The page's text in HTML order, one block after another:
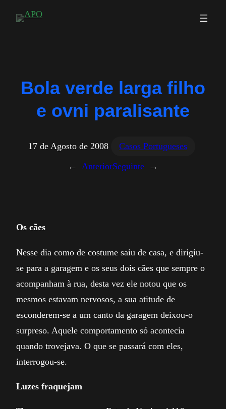
Bola verde larga filho
e ovni paralisante
17 de Agosto de 2008
Casos Portugueses
← AnteriorSeguinte →
Os cães
Nesse dia como de costume saiu de casa, e dirigiu-
se para a garagem e os seus dois cães que sempre o
acompanham à rua, desta vez ele notou que os
mesmos estavam nervosos, a sua atitude de
esconderem-se a um canto da garagem deixou-o
surpreso. Aquele comportamento só acontecia
quando trovejava. O que se passará com eles,
interrogou-se.
Luzes fraquejam